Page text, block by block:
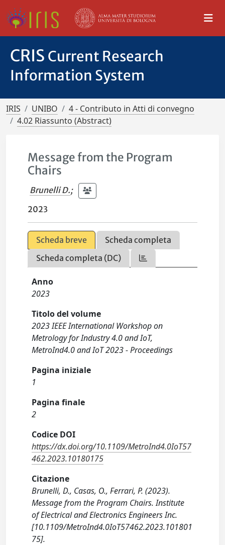
CRIS Current Research
Information System
IRIS UNIBO
4 - Contributo in Atti di convegno
4.02 Riassunto (Abstract)
Message from the Program
Chairs
Brunelli D.;
2023
Scheda breve
Scheda completa
Scheda completa (DC)
Anno
2023
Titolo del volume
2023 IEEE International Workshop on
Metrology for Industry 4.0 and IoT,
MetroInd4.0 and IoT 2023 - Proceedings
Pagina iniziale
1
Pagina finale
2
Codice DOI
https://dx.doi.org/10.1109/MetroInd4.0IoT57
462.2023.10180175
Citazione
Brunelli, D., Casas, O., Ferrari, P. (2023).
Message from the Program Chairs. Institute
of Electrical and Electronics Engineers Inc.
[10.1109/MetroInd4.0IoT57462.2023.101801
75].